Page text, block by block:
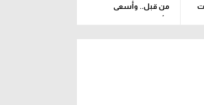
من قبل.. وأسعى
للألقاب مع الفريق